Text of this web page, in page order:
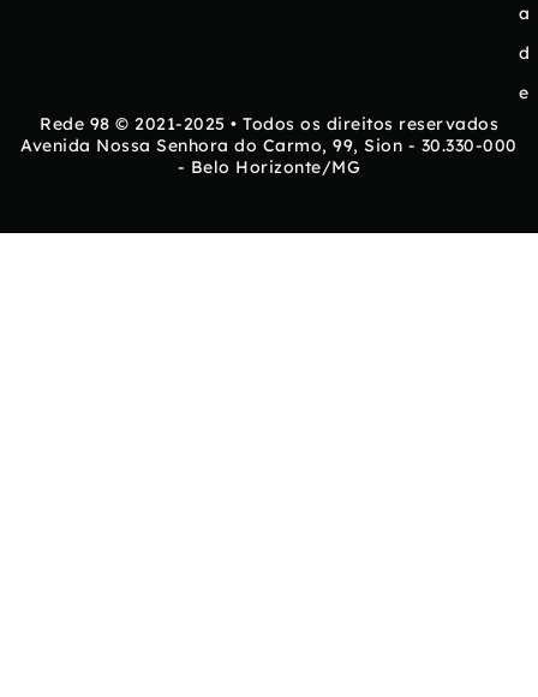
a
d
e
Rede 98 © 2021-2025 • Todos os direitos reservados
Avenida Nossa Senhora do Carmo, 99, Sion - 30.330-000
- Belo Horizonte/MG